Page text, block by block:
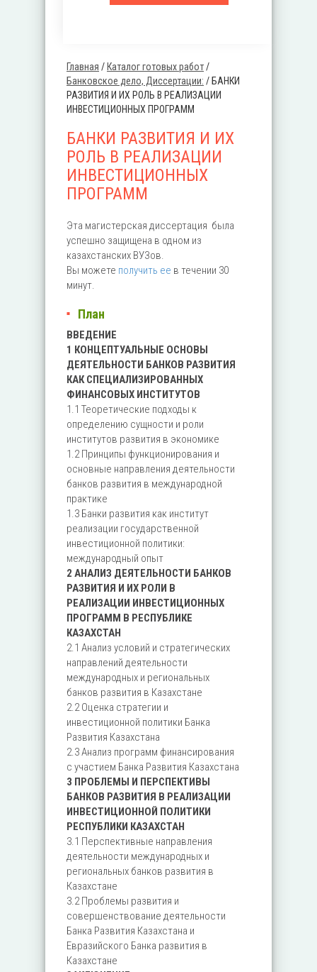
Вы здесь
Главная / Каталог готовых работ/
Банковское дело, Диссертации: / БАНКИ
РАЗВИТИЯ И ИХ РОЛЬ В РЕАЛИЗАЦИИ
ИНВЕСТИЦИОННЫХ ПРОГРАММ
БАНКИ РАЗВИТИЯ И ИХ
РОЛЬ В РЕАЛИЗАЦИИ
ИНВЕСТИЦИОННЫХ
ПРОГРАММ
Эта магистерская диссертация была
успешно защищена в одном из
казахстанских ВУЗов.
Вы можете получить ее в течении 30
минут.
План
ВВЕДЕНИЕ
1 КОНЦЕПТУАЛЬНЫЕ ОСНОВЫ
ДЕЯТЕЛЬНОСТИ БАНКОВ РАЗВИТИЯ
КАК СПЕЦИАЛИЗИРОВАННЫХ
ФИНАНСОВЫХ ИНСТИТУТОВ
1.1 Теоретические подходы к
определению сущности и роли
институтов развития в экономике
1.2 Принципы функционирования и
основные направления деятельности
банков развития в международной
практике
1.3 Банки развития как институт
реализации государственной
инвестиционной политики:
международный опыт
2 АНАЛИЗ ДЕЯТЕЛЬНОСТИ БАНКОВ
РАЗВИТИЯ И ИХ РОЛИ В
РЕАЛИЗАЦИИ ИНВЕСТИЦИОННЫХ
ПРОГРАММ В РЕСПУБЛИКЕ
КАЗАХСТАН
2.1 Анализ условий и стратегических
направлений деятельности
международных и региональных
банков развития в Казахстане
2.2 Оценка стратегии и
инвестиционной политики Банка
Развития Казахстана
2.3 Анализ программ финансирования
с участием Банка Развития Казахстана
3 ПРОБЛЕМЫ И ПЕРСПЕКТИВЫ
БАНКОВ РАЗВИТИЯ В РЕАЛИЗАЦИИ
ИНВЕСТИЦИОННОЙ ПОЛИТИКИ
РЕСПУБЛИКИ КАЗАХСТАН
3.1 Перспективные направления
деятельности международных и
региональных банков развития в
Казахстане
3.2 Проблемы развития и
совершенствование деятельности
Банка Развития Казахстана и
Евразийского Банка развития в
Казахстане